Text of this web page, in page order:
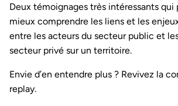
Deux témoignages très intéressants
mieux comprendre les liens et les
entre les acteurs du secteur public et
secteur privé sur un territoire.
Envie d’en entendre plus ? Revivez la
replay.